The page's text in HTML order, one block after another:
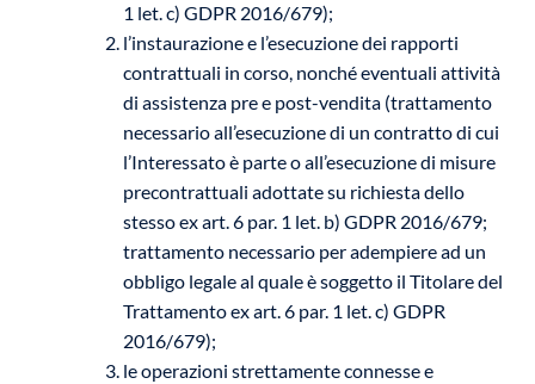
1 let. c) GDPR 2016/679);
l’instaurazione e l’esecuzione dei rapporti
contrattuali in corso, nonché eventuali attività
di assistenza pre e post-vendita (trattamento
necessario all’esecuzione di un contratto di cui
l’Interessato è parte o all’esecuzione di misure
precontrattuali adottate su richiesta dello
stesso ex art. 6 par. 1 let. b) GDPR 2016/679;
trattamento necessario per adempiere ad un
obbligo legale al quale è soggetto il Titolare del
Trattamento ex art. 6 par. 1 let. c) GDPR
2016/679);
le operazioni strettamente connesse e